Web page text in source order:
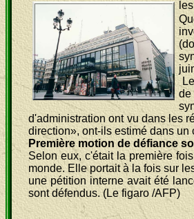
les
de
d'administration ont vu dans les
direction», ont-ils estimé dans
Première motion de défiance
Selon eux, c'était la première
monde. Elle portait à la fois sur
une pétition interne avait été
sont défendus.(Le figaro /AFP)